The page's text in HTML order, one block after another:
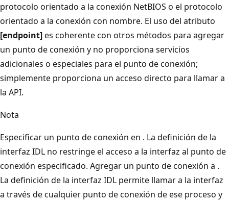
protocolo orientado a la conexión NetBIOS o el protocolo
orientado a la conexión con nombre. El uso del atributo
[endpoint]es coherente con otros métodos para agregar
un punto de conexión y no proporciona servicios
adicionales o especiales para el punto de conexión;
simplemente proporciona un acceso directo para llamar a
la API.
Nota
Especificar un punto de conexión en . La definición de la
interfaz IDL no restringe el acceso a la interfaz al punto de
conexión especificado. Agregar un punto de conexión a .
La definición de la interfaz IDL permite llamar a la interfaz
a través de cualquier punto de conexión de ese proceso y